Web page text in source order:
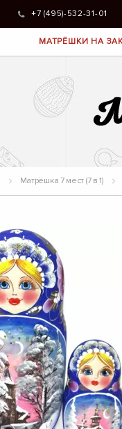
+7 (495)-532-31-01
МАТРЁШКИ НА
Матрёшка 7 мест (7 в 1)